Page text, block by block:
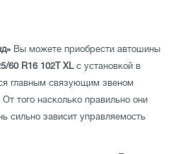
Вы можете приобрести автошины
60 R16 102T XLс установкой в
главным связующим звеном
того насколько правильно они
сильно зависит управляемость